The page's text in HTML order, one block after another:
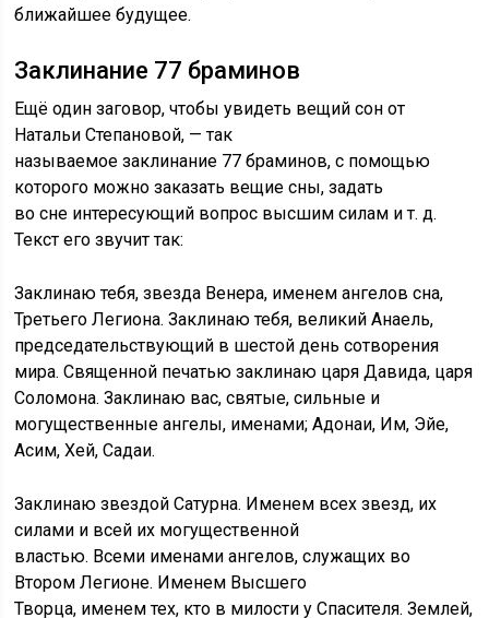
ближайшее будущее.
Заклинание 77 браминов
Ещё один заговор, чтобы увидеть вещий сон от
Натальи Степановой, — так
называемое заклинание 77 браминов, с помощью
которого можно заказать вещие сны, задать
во сне интересующий вопрос высшим силам и т. д.
Текст его звучит так:
Заклинаю тебя, звезда Венера, именем ангелов сна,
Третьего Легиона. Заклинаю тебя, великий Анаель,
председательствующий в шестой день сотворения
мира. Священной печатью заклинаю царя Давида, царя
Соломона. Заклинаю вас, святые, сильные и
могущественные ангелы, именами; Адонаи, Им, Эйе,
Асим, Хей, Садаи.
Заклинаю звездой Сатурна. Именем всех звезд, их
силами и всей их могущественной
властью. Всеми именами ангелов, служащих во
Втором Легионе. Именем Высшего
Творца, именем тех, кто в милости у Спасителя. Землей,